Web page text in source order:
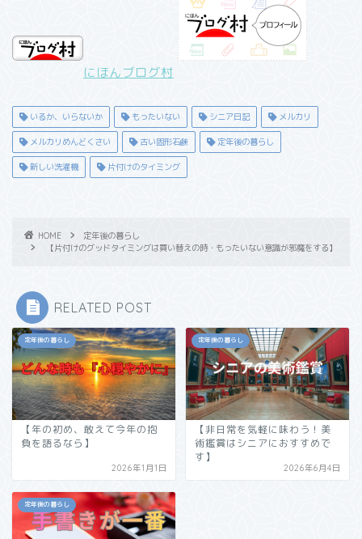
にほんブログ村
いるか、いらないか もったいない シニア日記 メルカリ
メルカリめんどくさい 古い固形石鹸 定年後の暮らし
新しい洗濯機 片付けのタイミング
HOME
定年後の暮らし
【片付けのグッドタイミングは買い替えの時・もったいない意識が邪魔をする】
RELATED POST
定年後の暮らし
【年の初め、敢えて今年の抱
負を語るなら】
2026年1月1日
定年後の暮らし
【非日常を気軽に味わう！美
術鑑賞はシニアにおすすめで
す】
2026年6月4日
定年後の暮らし